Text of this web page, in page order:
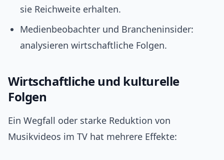
sie Reichweite erhalten.
Medienbeobachter und Brancheninsider:
analysieren wirtschaftliche Folgen.
Wirtschaftliche und kulturelle
Folgen
Ein Wegfall oder starke Reduktion von
Musikvideos im TV hat mehrere Effekte: